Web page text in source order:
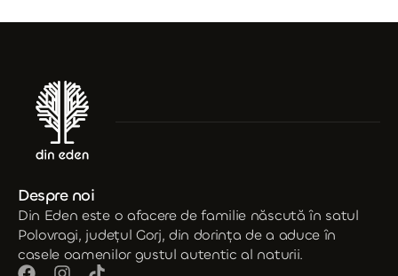
Despre noi
Din Eden este o afacere de familie născută în satul
Polovragi, județul Gorj, din dorința de a aduce în
casele oamenilor gustul autentic al naturii.